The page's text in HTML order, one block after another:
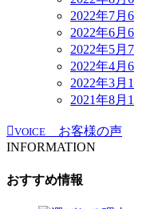
2022年7月 6
2022年6月 6
2022年5月 7
2022年4月 6
2022年3月 1
2021年8月 1
VOICE
お客様の声
INFORMATION
おすすめ情報